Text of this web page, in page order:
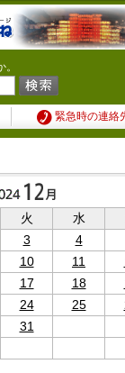
緊急時の連絡
火 水
3 4
10 11
17 18
24 25
31